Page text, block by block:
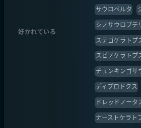
好かれている
サウロペルタ
シノサウロプテ
ステゴケラトプ
スピノケラトプ
チュンキンゴサ
ディプロドクス
ドレッドノータ
ナーストケラト